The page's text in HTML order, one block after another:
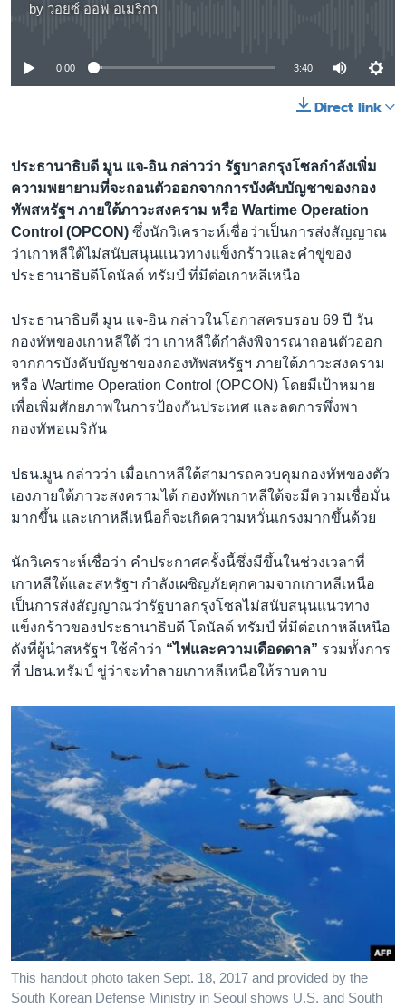
by วอยซ์ ออฟ อเมริกา
No media source currently available
0:00 3:40
Direct link
ประธานาธิบดี มูน แจ-อิน กล่าวว่า รัฐบาลกรุงโซลกำลังเพิ่ม
ความพยายามที่จะถอนตัวออกจากการบังคับบัญชาของกอง
ทัพสหรัฐฯ ภายใต้ภาวะสงคราม หรือ Wartime Operation
Control (OPCON) ซึ่งนักวิเคราะห์เชื่อว่าเป็นการส่งสัญญาณ
ว่าเกาหลีใต้ไม่สนับสนุนแนวทางแข็งกร้าวและคำขู่ของ
ประธานาธิบดีโดนัลด์ ทรัมป์ ที่มีต่อเกาหลีเหนือ
ประธานาธิบดี มูน แจ-อิน กล่าวในโอกาสครบรอบ 69 ปี วัน
กองทัพของเกาหลีใต้ ว่า เกาหลีใต้กำลังพิจารณาถอนตัวออก
จากการบังคับบัญชาของกองทัพสหรัฐฯ ภายใต้ภาวะสงคราม
หรือ Wartime Operation Control (OPCON) โดยมีเป้าหมาย
เพื่อเพิ่มศักยภาพในการป้องกันประเทศ และลดการพึ่งพา
กองทัพอเมริกัน
ปธน.มูน กล่าวว่า เมื่อเกาหลีใต้สามารถควบคุมกองทัพของตัว
เองภายใต้ภาวะสงครามได้ กองทัพเกาหลีใต้จะมีความเชื่อมั่น
มากขึ้น และเกาหลีเหนือก็จะเกิดความหวั่นเกรงมากขึ้นด้วย
นักวิเคราะห์เชื่อว่า คำประกาศครั้งนี้ซึ่งมีขึ้นในช่วงเวลาที่
เกาหลีใต้และสหรัฐฯ กำลังเผชิญภัยคุกคามจากเกาหลีเหนือ
เป็นการส่งสัญญาณว่ารัฐบาลกรุงโซลไม่สนับสนุนแนวทาง
แข็งกร้าวของประธานาธิบดี โดนัลด์ ทรัมป์ ที่มีต่อเกาหลีเหนือ
ดังที่ผู้นำสหรัฐฯ ใช้คำว่า “ไฟและความเดือดดาล” รวมทั้งการ
ที่ ปธน.ทรัมป์ ขู่ว่าจะทำลายเกาหลีเหนือให้ราบคาบ
This handout photo taken Sept. 18, 2017 and provided by the
South Korean Defense Ministry in Seoul shows U.S. and South